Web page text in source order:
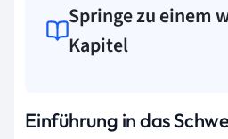
Springe zu einem
Kapitel
Einführung in das